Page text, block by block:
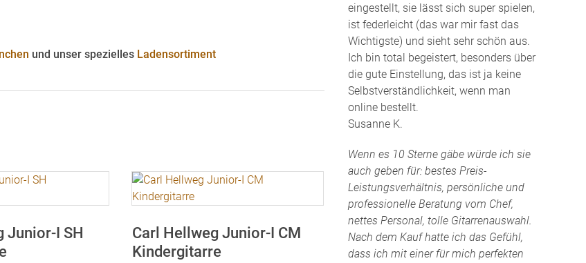
und unser spezielles Ladensortiment
Junior-I SH
Carl Hellweg Junior-I CM
Kindergitarre
eingestellt, sie lässt sich super spielen,
ist federleicht (das war mir fast das
Wichtigste) und sieht sehr schön aus.
Ich bin total begeistert, besonders über
die gute Einstellung, das ist ja keine
Selbstverständlichkeit, wenn man
online bestellt.
Susanne K.
Wenn es 10 Sterne gäbe würde ich sie
auch geben für: bestes Preis-
Leistungsverhältnis, persönliche und
professionelle Beratung vom Chef,
nettes Personal, tolle Gitarrenauswahl.
Nach dem Kauf hatte ich das Gefühl,
dass ich mit einer für mich perfekten